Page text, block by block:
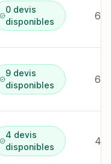
0 devis
disponibles
61
9 devis
disponibles
4 devis
disponibles
45